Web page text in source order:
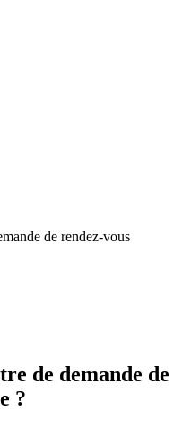
de rendez-vous
de demande de
?